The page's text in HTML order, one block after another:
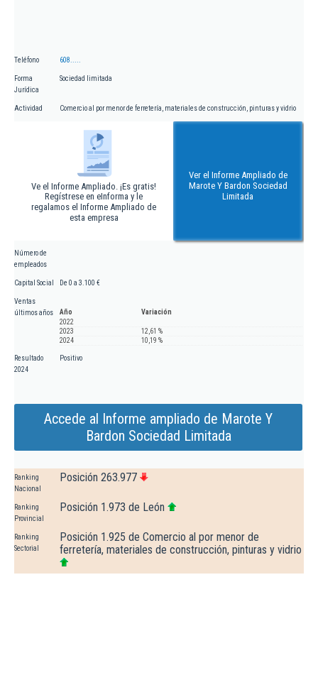
Teléfono 608.....
Forma
Jurídica
Sociedad limitada
Actividad Comercio al por menor de ferretería, materiales de construcción, pinturas y vidrio
Ve el Informe Ampliado. ¡Es gratis!
Regístrese en eInforma y le
regalamos el Informe Ampliado de
esta empresa
Ver el Informe Ampliado de
Marote Y Bardon Sociedad
Limitada
Número de
empleados
Capital Social De 0 a 3.100 €
Ventas
últimos años
Año
Variación
2022
2023
12,61 %
2024
10,19 %
Resultado
2024
Positivo
Accede al Informe ampliado de Marote Y
Bardon Sociedad Limitada
Ranking
Nacional
Posición 263.977
Ranking
Provincial
Posición 1.973 de León
Ranking
Sectorial
Posición 1.925 de Comercio al por menor de
ferretería, materiales de construcción, pinturas y vidrio